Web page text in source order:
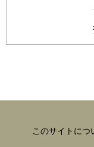
このサイトにつ